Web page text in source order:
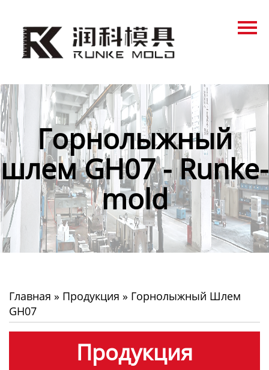
Продукция
КонтактыГорнолыжный
шлем GH07 - Runke-
mold
Главная » Продукция » Горнолыжный Шлем
GH07
Продукция